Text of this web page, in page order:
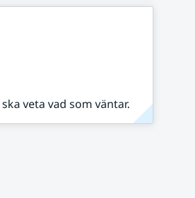
veta vad som väntar.